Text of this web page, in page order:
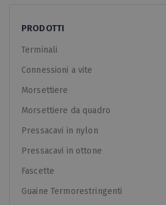
PRODOTTI
Terminali
Connessioni a vite
Morsettiere
Morsettiere da quadro
Pressacavi in nylon
Pressacavi in ottone
Fascette
Guaine Termorestringenti